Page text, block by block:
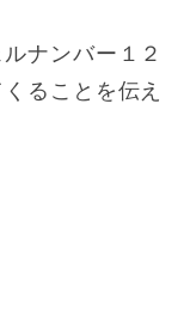
ナンバー１２
ることを伝え